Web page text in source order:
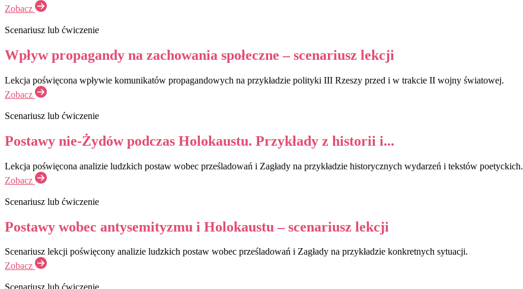
Zobacz
Scenariusz lub ćwiczenie
Wpływ propagandy na zachowania społeczne – scenariusz lekcji
Lekcja poświęcona wpływie komunikatów propagandowych na przykładzie polityki III Rzeszy przed i w trakcie II wojny światowej.
Zobacz
Scenariusz lub ćwiczenie
Postawy nie-Żydów podczas Holokaustu. Przykłady z historii i...
Lekcja poświęcona analizie ludzkich postaw wobec prześladowań i Zagłady na przykładzie historycznych wydarzeń i tekstów poetyckich.
Zobacz
Scenariusz lub ćwiczenie
Postawy wobec antysemityzmu i Holokaustu – scenariusz lekcji
Scenariusz lekcji poświęcony analizie ludzkich postaw wobec prześladowań i Zagłady na przykładzie konkretnych sytuacji.
Zobacz